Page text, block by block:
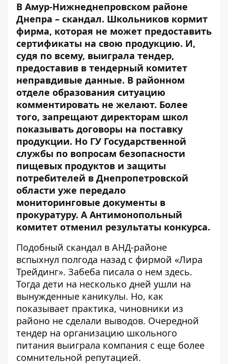
В Амур-Нижнеднепровском районе
Днепра – скандал. Школьников кормит
фирма, которая не может предоставить
сертификаты на свою продукцию. И,
судя по всему, выиграла тендер,
предоставив в тендерный комитет
неправдивые данные. В районном
отделе образования ситуацию
комментировать не желают. Более
того, запрещают директорам школ
показывать договоры на поставку
продукции. Но ГУ Государственной
службы по вопросам безопасности
пищевых продуктов и защиты
потребителей в Днепропетровской
области уже передало
мониторинговые документы в
прокуратуру. А Антимонопольный
комитет отменил результаты конкурса.
Подобный скандал в АНД-районе
вспыхнул полгода назад с фирмой «Лира
Трейдинг». Забеба писала о нем здесь.
Тогда дети на несколько дней ушли на
вынужденные каникулы. Но, как
показывает практика, чиновники из
районо не сделали выводов. Очередной
тендер на организацию школьного
питания выиграла компания с еще более
сомнительной репутацией.